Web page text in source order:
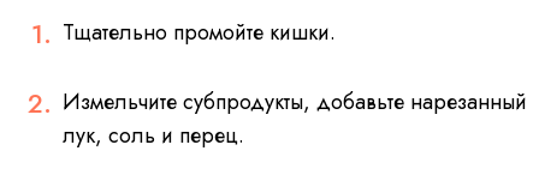
Тщательно промойте кишки.
Измельчите субпродукты, добавьте нарезанный
лук, соль и перец.